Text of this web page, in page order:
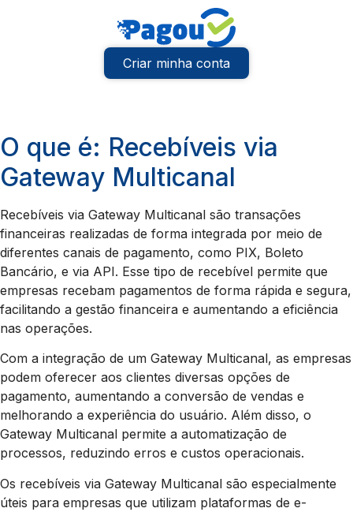
Criar minha conta
O que é: Recebíveis via
Gateway Multicanal
Recebíveis via Gateway Multicanal são transações
financeiras realizadas de forma integrada por meio de
diferentes canais de pagamento, como PIX, Boleto
Bancário, e via API. Esse tipo de recebível permite que
empresas recebam pagamentos de forma rápida e segura,
facilitando a gestão financeira e aumentando a eficiência
nas operações.
Com a integração de um Gateway Multicanal, as empresas
podem oferecer aos clientes diversas opções de
pagamento, aumentando a conversão de vendas e
melhorando a experiência do usuário. Além disso, o
Gateway Multicanal permite a automatização de
processos, reduzindo erros e custos operacionais.
Os recebíveis via Gateway Multicanal são especialmente
úteis para empresas que utilizam plataformas de e-